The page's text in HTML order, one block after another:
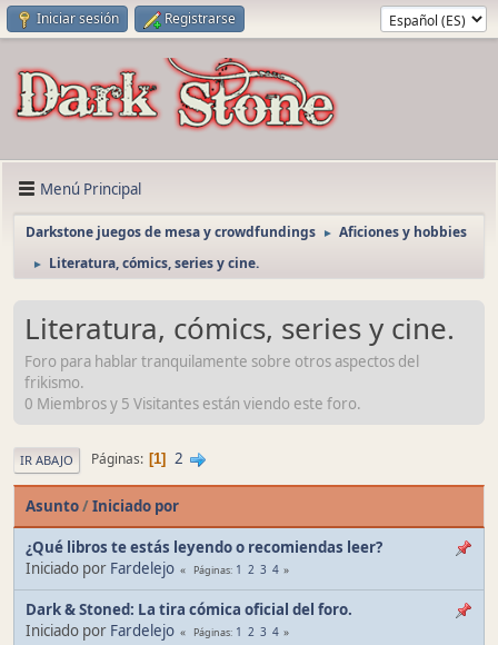
Iniciar sesión Registrarse
Menú Principal
Darkstone juegos de mesa y crowdfundings ► Aficiones y hobbies
► Literatura, cómics, series y cine.
Literatura, cómics, series y cine.
Foro para hablar tranquilamente sobre otros aspectos del
frikismo.
0 Miembros y 5 Visitantes están viendo este foro.
IR ABAJO Páginas 1 2
Asunto/Iniciado por
¿Qué libros te estás leyendo o recomiendas leer?
Iniciado por Fardelejo Páginas 1 2 3 4
Dark & Stoned: La tira cómica oficial del foro.
Iniciado por Fardelejo Páginas 1 2 3 4